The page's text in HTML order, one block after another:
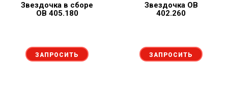
Звездочка в сборе
ОВ 405.180
ЗАПРОСИТЬ
Звездочка ОВ
402.260
ЗАПРОСИТЬ